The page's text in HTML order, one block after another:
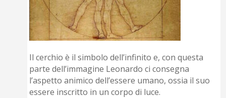
Il cerchio è il simbolo dell’infinito e, con questa
parte dell’immagine Leonardo ci consegna
l’aspetto animico dell’essere umano, ossia il suo
essere inscritto in un corpo di luce.